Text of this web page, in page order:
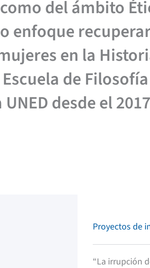
del ámbito
enfoque
en la
de
UNED desde el
Proyectos de
“La irrupción